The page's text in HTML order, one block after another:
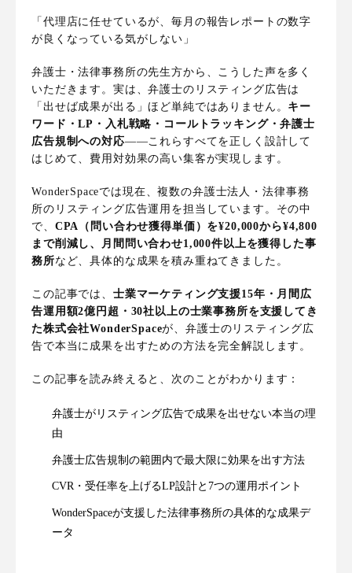
「代理店に任せているが、毎月の報告レポートの数字
が良くなっている気がしない」
弁護士・法律事務所の先生方から、こうした声を多く
いただきます。実は、弁護士のリスティング広告は
「出せば成果が出る」ほど単純ではありません。 キー
ワード・LP・入札戦略・コールトラッキング・弁護士
広告規制への対応——これらすべてを正しく設計して
はじめて、費用対効果の高い集客が実現します。
WonderSpaceでは現在、複数の弁護士法人・法律事務
所のリスティング広告運用を担当しています。その中
で、 CPA（問い合わせ獲得単価）を¥20,000から¥4,800
まで削減し、月間問い合わせ1,000件以上を獲得した事
務所など、具体的な成果を積み重ねてきました。
この記事では、 士業マーケティング支援15年・月間広
告運用額2億円超・30社以上の士業事務所を支援してき
た株式会社WonderSpaceが、弁護士のリスティング広
告で本当に成果を出すための方法を完全解説します。
この記事を読み終えると、次のことがわかります：
弁護士がリスティング広告で成果を出せない本当の理
由
弁護士広告規制の範囲内で最大限に効果を出す方法
CVR・受任率を上げるLP設計と7つの運用ポイント
WonderSpaceが支援した法律事務所の具体的な成果デ
ータ